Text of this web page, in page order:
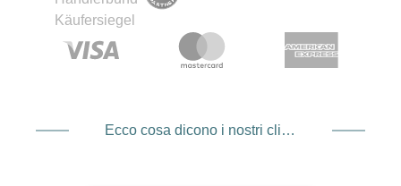
Ecco cosa dicono i nostri clienti